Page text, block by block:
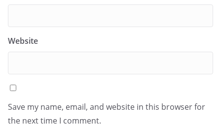
Website
Save my name, email, and website in this browser for
the next time I comment.